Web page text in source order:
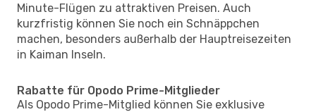
Minute-Flügen zu attraktiven Preisen. Auch
kurzfristig können Sie noch ein Schnäppchen
machen, besonders außerhalb der Hauptreisezeiten
in Kaiman Inseln.
Rabatte für Opodo Prime-Mitglieder
Als Opodo Prime-Mitglied können Sie exklusive